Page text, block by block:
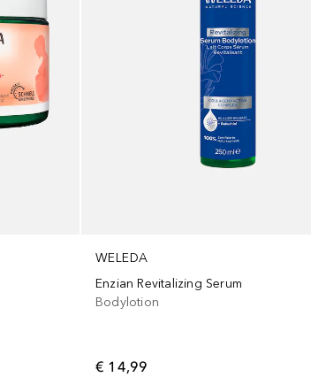
WELEDA
Enzian Revitalizing Serum
Bodylotion
€ 14,99